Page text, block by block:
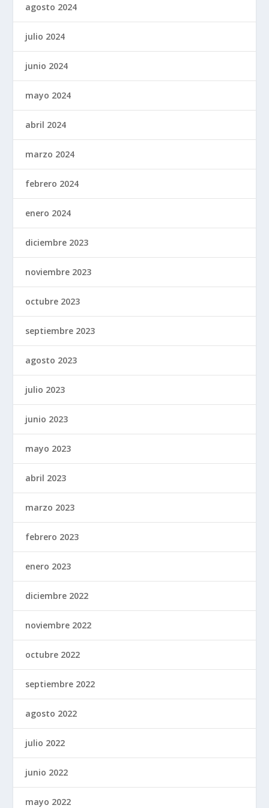
agosto 2024
julio 2024
junio 2024
mayo 2024
abril 2024
marzo 2024
febrero 2024
enero 2024
diciembre 2023
noviembre 2023
octubre 2023
septiembre 2023
agosto 2023
julio 2023
junio 2023
mayo 2023
abril 2023
marzo 2023
febrero 2023
enero 2023
diciembre 2022
noviembre 2022
octubre 2022
septiembre 2022
agosto 2022
julio 2022
junio 2022
mayo 2022